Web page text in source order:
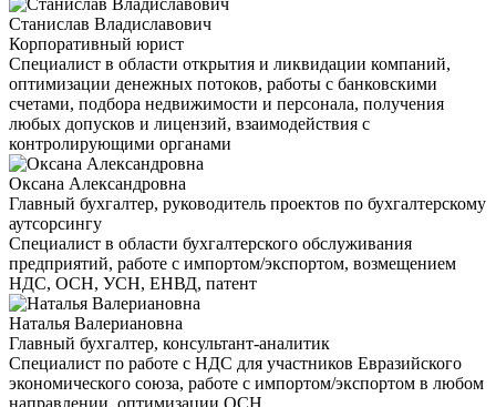
Станислав Владиславович
Корпоративный юрист
Специалист в области открытия и ликвидации компаний,
оптимизации денежных потоков, работы с банковскими
счетами, подбора недвижимости и персонала, получения
любых допусков и лицензий, взаимодействия с
контролирующими органами
Оксана Александровна
Главный бухгалтер, руководитель проектов по бухгалтерскому
аутсорсингу
Специалист в области бухгалтерского обслуживания
предприятий, работе с импортом/экспортом, возмещением
НДС, ОСН, УСН, ЕНВД, патент
Наталья Валериановна
Главный бухгалтер, консультант-аналитик
Специалист по работе с НДС для участников Евразийского
экономического союза, работе с импортом/экспортом в любом
направлении, оптимизации ОСН